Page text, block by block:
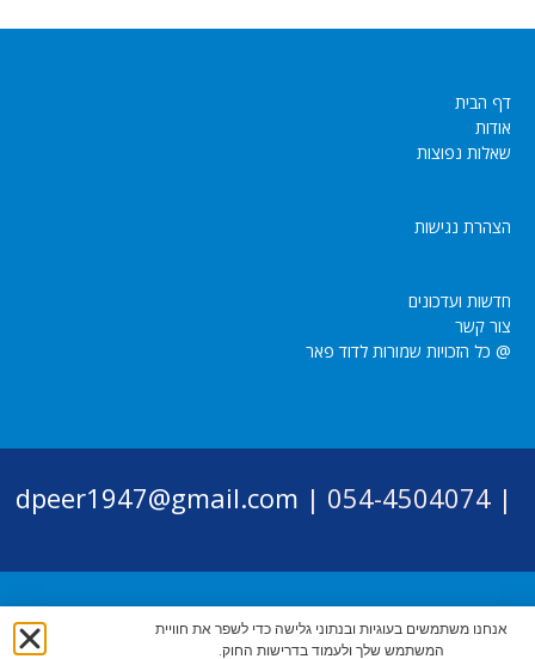
דף הבית
אודות
שאלות נפוצות
הצהרת נגישות
חדשות ועדכונים
צור קשר
@ כל הזכויות שמורות לדוד פאר
|
054-4504074 |
dpeer1947@gmail.com
אנחנו משתמשים בעוגיות ובנתוני גלישה כדי לשפר את חוויית
המשתמש שלך ולעמוד בדרישות החוק.